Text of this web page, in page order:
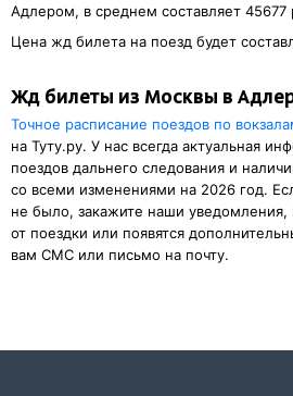
Адлером, в среднем составляет 45677
Цена жд билета на поезд будет
Жд билеты из Москвы в
Точное расписание поездов по
на Туту.ру. У нас всегда актуальная
поездов дальнего следования и
со всеми изменениями на 2026 год.
не было, закажите наши уведомления,
от поездки или появятся
вам СМС или письмо на почту.